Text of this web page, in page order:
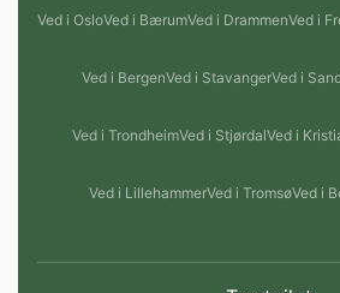
Ved i OsloVed i BærumVed i DrammenVed i
Ved i BergenVed i StavangerVed i
Ved i TrondheimVed i StjørdalVed i
Ved i LillehammerVed i TromsøVed i